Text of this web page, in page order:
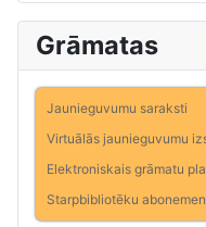
Grāmatas
Jaunieguvumu saraksti
Virtuālās jaunieguvumu
Elektroniskais grāmatu
Starpbibliotēku